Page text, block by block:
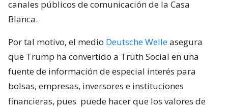
canales públicos de comunicación de la Casa
Blanca.
Por tal motivo, el medio Deutsche Welleasegura
que Trump ha convertido a Truth Social en una
fuente de información de especial interés para
bolsas, empresas, inversores e instituciones
financieras, pues puede hacer que los valores de